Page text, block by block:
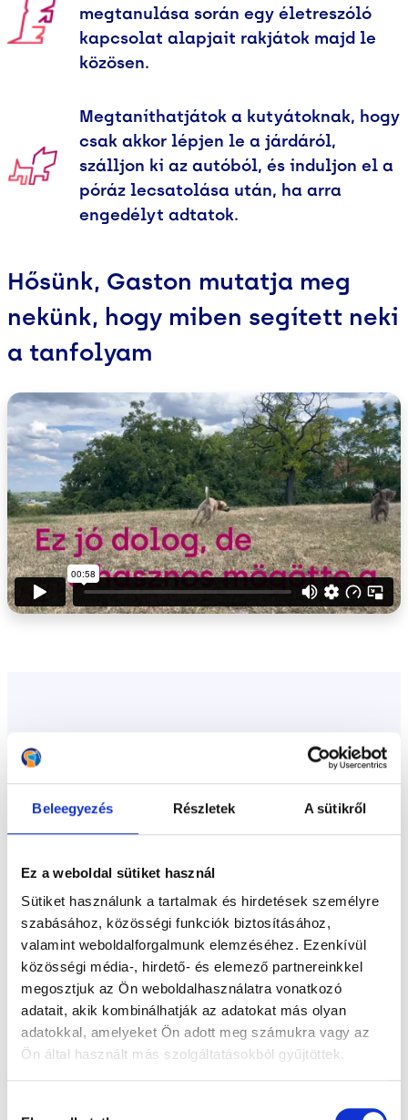
Beleegyezés Részletek A sütikről
Ez a weboldal sütiket használ
Sütiket használunk a tartalmak és hirdetések személyre
szabásához, közösségi funkciók biztosításához,
valamint weboldalforgalmunk elemzéséhez. Ezenkívül
közösségi média-, hirdető- és elemező partnereinkkel
megosztjuk az Ön weboldalhasználatra vonatkozó
adatait, akik kombinálhatják az adatokat más olyan
adatokkal, amelyeket Ön adott meg számukra vagy az
Ön által használt más szolgáltatásokból gyűjtöttek.
megtanulása során egy életreszóló
kapcsolat alapjait rakjátok majd le
közösen.
Megtaníthatjátok a kutyátoknak, hogy
csak akkor lépjen le a járdáról,
szálljon ki az autóból, és induljon el a
póráz lecsatolása után, ha arra
engedélyt adtatok.
Hősünk, Gaston mutatja meg
nekünk, hogy miben segített neki
a tanfolyam
Tükör Módszer Online
Kutyás Alapozó (+
online segítség
közvetlenül az
oktatótól)
99 videóban a 27 legfontosabb
gyakorlat és a kutyázás elmélete.